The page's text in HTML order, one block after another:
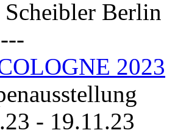
Berlin
2023
- 19.11.23